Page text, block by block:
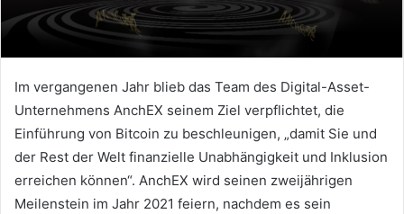
Im vergangenen Jahr blieb das Team des Digital-Asset-
Unternehmens AnchEX seinem Ziel verpflichtet, die
Einführung von Bitcoin zu beschleunigen, „damit Sie und
der Rest der Welt finanzielle Unabhängigkeit und Inklusion
erreichen können“. AnchEX wird seinen zweijährigen
Meilenstein im Jahr 2021 feiern, nachdem es sein